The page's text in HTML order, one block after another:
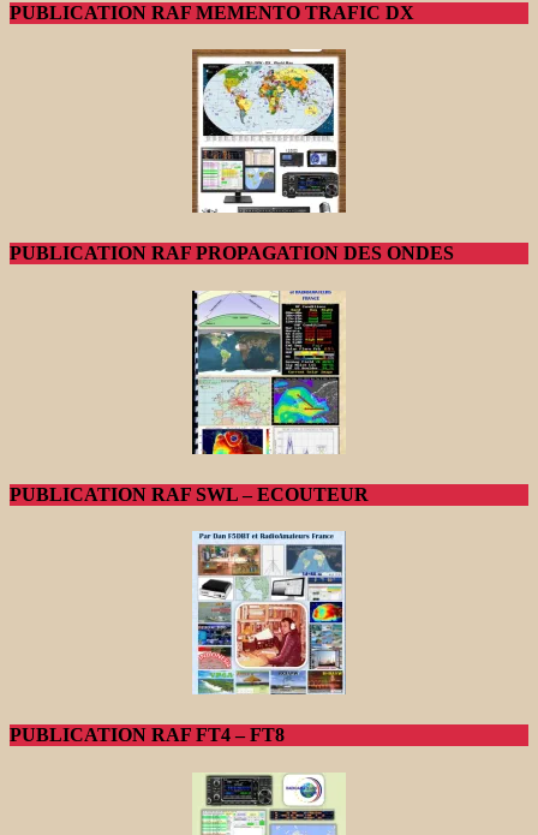
PUBLICATION RAF MEMENTO TRAFIC DX
PUBLICATION RAF PROPAGATION DES ONDES
PUBLICATION RAF SWL – ECOUTEUR
PUBLICATION RAF FT4 – FT8